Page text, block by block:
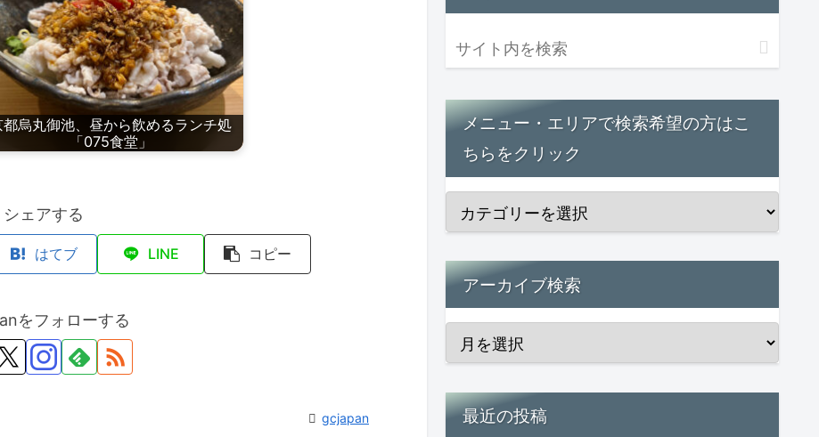
都烏丸御池、昼から飲めるランチ処
「075食堂」
シェアする
はてブ LINE コピー
をフォローする
gcjapan
メニュー・エリアで検索希望の方はこ
ちらをクリック
アーカイブ検索
最近の投稿